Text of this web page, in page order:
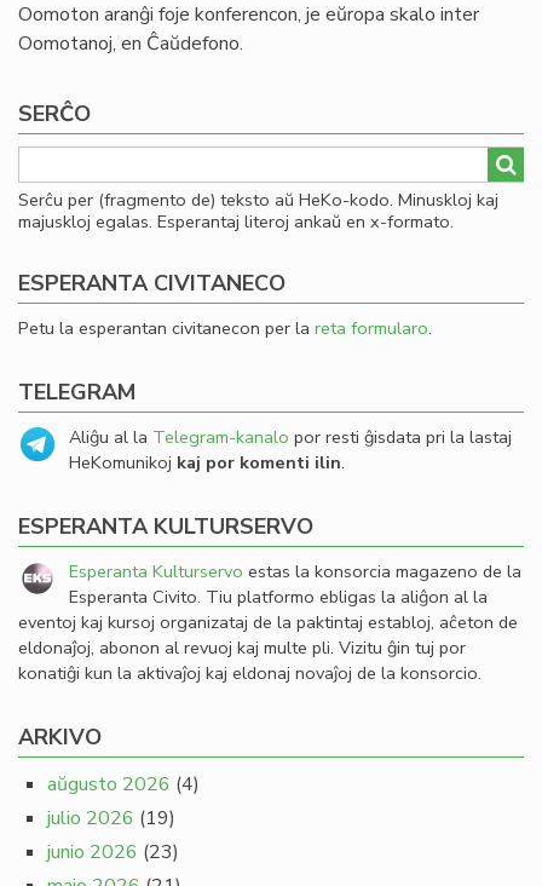
Oomoton aranĝi foje konferencon, je eŭropa skalo inter
Oomotanoj, en Ĉaŭdefono.
SERĈO
Serĉu per (fragmento de) teksto aŭ HeKo-kodo. Minuskloj kaj
majuskloj egalas. Esperantaj literoj ankaŭ en x-formato.
ESPERANTA CIVITANECO
Petu la esperantan civitanecon per la reta formularo.
TELEGRAM
Aliĝu al la Telegram-kanalo por resti ĝisdata pri la lastaj
HeKomunikoj kaj por komenti ilin.
ESPERANTA KULTURSERVO
Esperanta Kulturservo estas la konsorcia magazeno de la
Esperanta Civito. Tiu platformo ebligas la aliĝon al la
eventoj kaj kursoj organizataj de la paktintaj establoj, aĉeton de
eldonaĵoj, abonon al revuoj kaj multe pli. Vizitu ĝin tuj por
konatiĝi kun la aktivaĵoj kaj eldonaj novaĵoj de la konsorcio.
ARKIVO
aŭgusto 2026 (4)
julio 2026 (19)
junio 2026 (23)